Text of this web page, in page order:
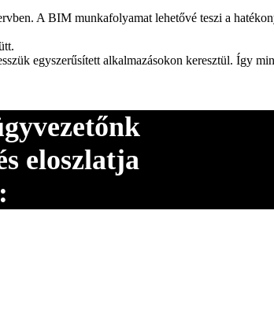
A BIM munkafolyamat lehetővé teszi a
egyszerűsített alkalmazásokon keresztül. Így
eloszlatja